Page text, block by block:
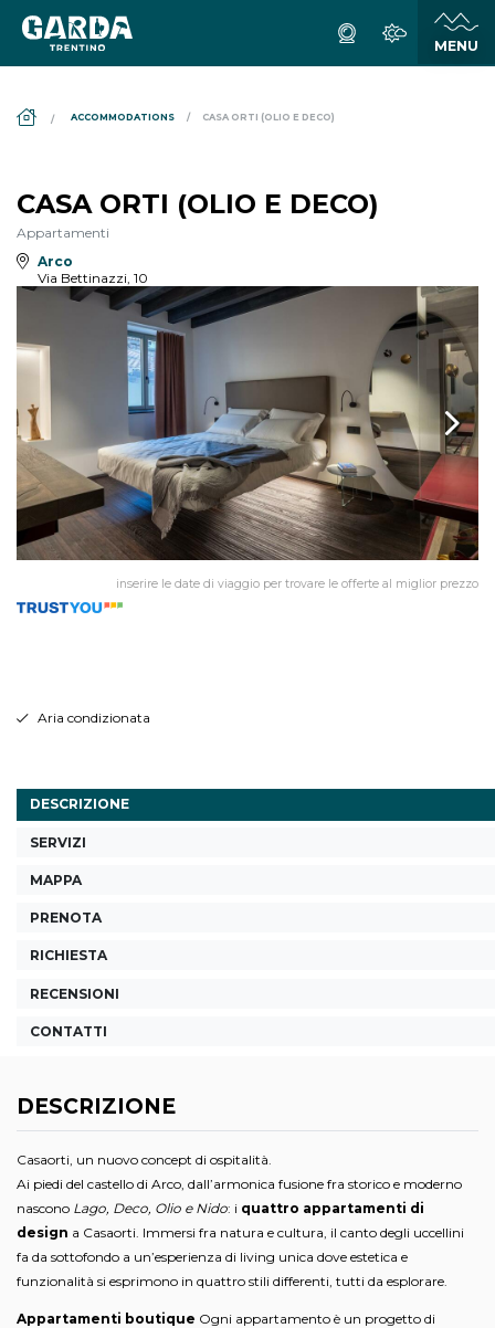
ACCOMMODATIONS CASA ORTI (OLIO E DECO)
CASA ORTI (OLIO E DECO)
Appartamenti
Arco
Via Bettinazzi, 10
inserire le date di viaggio per trovare le offerte al miglior prezzo
Aria condizionata
DESCRIZIONE
SERVIZI
MAPPA
PRENOTA
RICHIESTA
RECENSIONI
CONTATTI
DESCRIZIONE
Casaorti, un nuovo concept di ospitalità.
Ai piedi del castello di Arco, dall’armonica fusione fra storico e moderno
nascono Lago, Deco, Olio e Nido: i quattro appartamenti di
design a Casaorti. Immersi fra natura e cultura, iI canto degli uccellini
fa da sottofondo a un’esperienza di living unica dove estetica e
funzionalità si esprimono in quattro stili differenti, tutti da esplorare.
Appartamenti boutique Ogni appartamento è un progetto di